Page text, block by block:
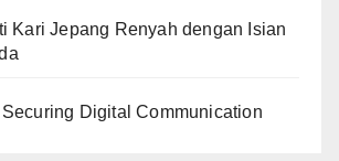
Kari Jepang Renyah dengan Isian
Digital Communication